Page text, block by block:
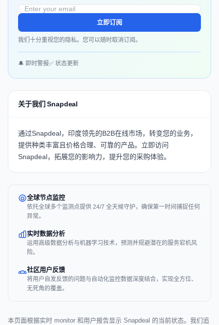
立即订阅
我们十分重视您的隐私。您可以随时取消订阅。
🔔 即时警报✅ 状态更新
关于我们 Snapdeal
通过Snapdeal，印度领先的B2B在线市场，转变您的业务，
提供种类丰富且价格合理、可靠的产品。立即访问
Snapdeal，拓展您的影响力，提升您的采购体验。
全球节点监控
依托全球多个监测点提供 24/7 全天候守护，确保第一时间捕捉任何
异常。
实时数据分析
运用高级数据分析与机器学习技术，预测并规避潜在的服务宕机风
险。
社区用户反馈
将用户自发反馈的问题与自动化监控数据深度结合，实现全方位、
无死角的覆盖。
本页面根据实时 monitor 和用户报告显示 Snapdeal 的当前状态。我们追